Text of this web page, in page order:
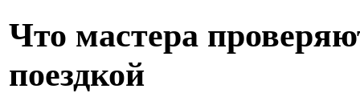
Что мастера
поездкой